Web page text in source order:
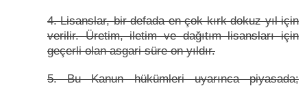
4. Lisanslar, bir defada en çok kırk dokuz yıl için
verilir. Üretim, iletim ve dağıtım lisansları için
geçerli olan asgari süre on yıldır.
5. Bu Kanun hükümleri uyarınca piyasada;